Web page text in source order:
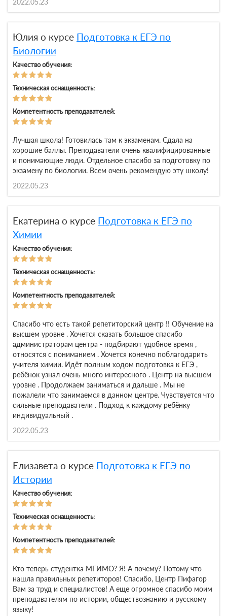
2022.05.23
Юлия о курсе Подготовка к ЕГЭ по
Биологии
Качество обучения:
Техническая оснащенность:
Компетентность преподавателей:
Лучшая школа! Готовилась там к экзаменам. Сдала на
хорошие баллы. Преподаватели очень квалифицированные
и понимающие люди. Отдельное спасибо за подготовку по
экзамену по биологии. Всем очень рекомендую эту школу!
2022.05.23
Екатерина о курсе Подготовка к ЕГЭ по
Химии
Качество обучения:
Техническая оснащенность:
Компетентность преподавателей:
Спасибо что есть такой репетиторский центр !! Обучение на
высшем уровне . Хочется сказать большое спасибо
администраторам центра - подбирают удобное время ,
относятся с пониманием . Хочется конечно поблагодарить
учителя химии. Идёт полным ходом подготовка к ЕГЭ ,
ребёнок узнал очень много интересного . Центр на высшем
уровне . Продолжаем заниматься и дальше . Мы не
пожалели что занимаемся в данном центре. Чувствуется что
сильные преподаватели . Подход к каждому ребёнку
индивидуальный .
2022.05.23
Елизавета о курсе Подготовка к ЕГЭ по
Истории
Качество обучения:
Техническая оснащенность:
Компетентность преподавателей:
Кто теперь студентка МГИМО? Я! А почему? Потому что
нашла правильных репетиторов! Спасибо, Центр Пифагор
Вам за труд и специалистов! А еще огромное спасибо моим
преподавателям по истории, обществознанию и русскому
языку!